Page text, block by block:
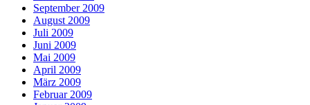
September 2009
August 2009
Juli 2009
Juni 2009
Mai 2009
April 2009
März 2009
Februar 2009